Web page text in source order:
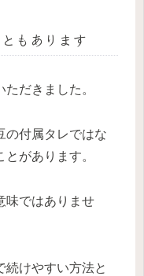
もあります
だきました。
の付属タレではな
があります。
味ではありませ
続けやすい方法と